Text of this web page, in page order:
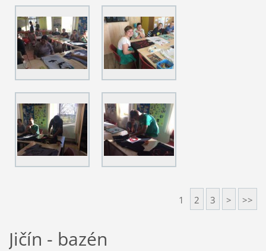
1 2 3 > >>
Jičín - bazén